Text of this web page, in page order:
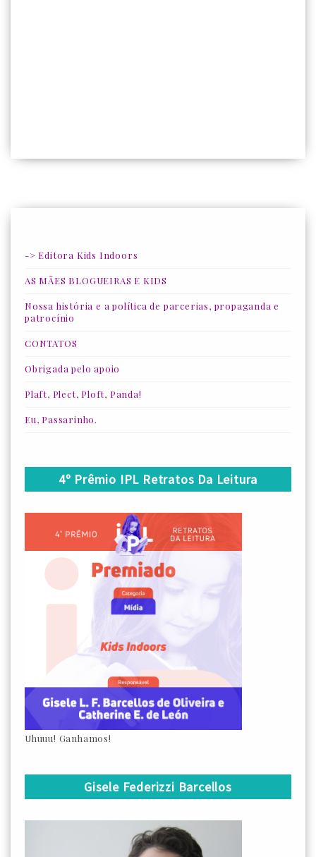
-> Editora Kids Indoors
AS MÃES BLOGUEIRAS E KIDS
Nossa história e a política de parcerias, propaganda e
patrocínio
CONTATOS
Obrigada pelo apoio
Plaft, Plect, Ploft, Panda!
Eu, Passarinho.
4º Prêmio IPL Retratos Da Leitura
Uhuuu! Ganhamos!
Gisele Federizzi Barcellos